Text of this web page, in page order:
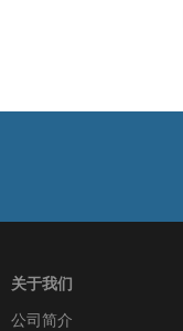
关于我们
公司简介